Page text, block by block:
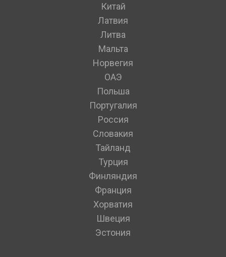
Китай
Латвия
Литва
Мальта
Норвегия
ОАЭ
Польша
Португалия
Россия
Словакия
Тайланд
Турция
Финляндия
Франция
Хорватия
Швеция
Эстония